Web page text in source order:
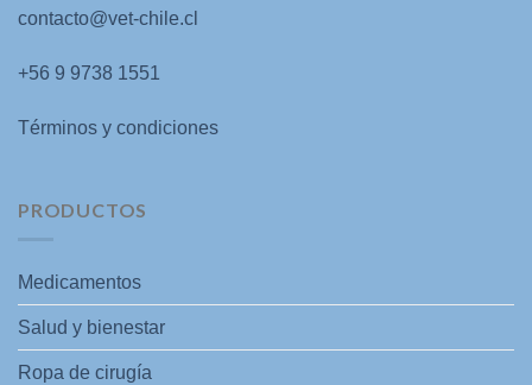
contacto@vet-chile.cl
+56 9 9738 1551
Términos y condiciones
PRODUCTOS
Medicamentos
Salud y bienestar
Ropa de cirugía